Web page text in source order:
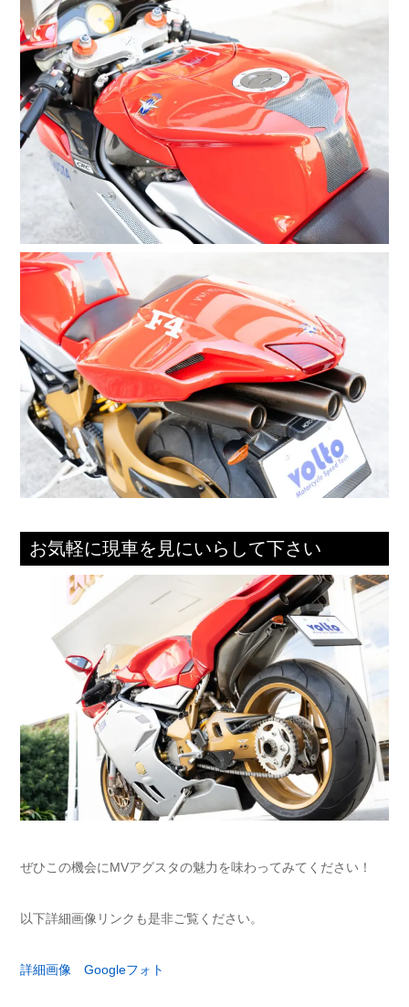
お気軽に現車を見にいらして下さい
ぜひこの機会にMVアグスタの魅力を味わってみてください！
以下詳細画像リンクも是非ご覧ください。
詳細画像 Googleフォト